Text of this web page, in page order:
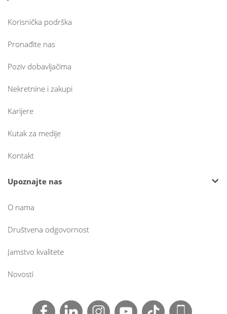
Korisnička podrška
Pronađite nas
Poziv dobavljačima
Nekretnine i zakupi
Karijere
Kutak za medije
Kontakt
Upoznajte nas
O nama
Društvena odgovornost
Jamstvo kvalitete
Novosti